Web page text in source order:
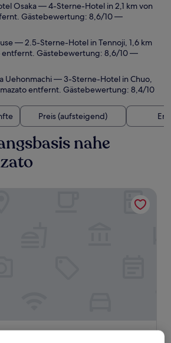
Osaka— 4-Sterne-Hotel in 2,1 km von
Gästebewertung: 8,6/10 —
— 2.5-Sterne-Hotel in Tennoji, 1,6 km
entfernt. Gästebewertung: 8,6/10 —
Uehonmachi— 3-Sterne-Hotel in Chuo,
entfernt. Gästebewertung: 8,4/10
Preis (aufsteigend)
nahe
Osaka